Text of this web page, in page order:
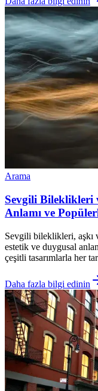
Arama
Sevgili Bileklikleri
Anlamı ve
Sevgili bileklikleri, aşkı
estetik ve duygusal
çeşitli tasarımlarla her
Daha fazla bilgi edinin